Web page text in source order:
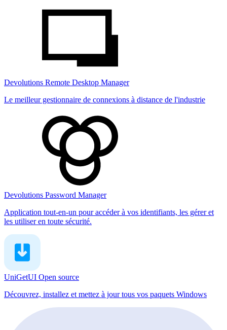
Devolutions Remote Desktop Manager
Le meilleur gestionnaire de connexions à distance de l'industrie
Devolutions Password Manager
Application tout-en-un pour accéder à vos identifiants, les gérer et
les utiliser en toute sécurité.
UniGetUI Open source
Découvrez, installez et mettez à jour tous vos paquets Windows